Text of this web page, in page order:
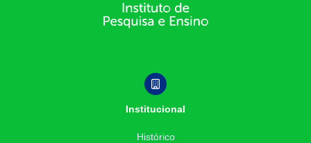
Institucional
Histórico